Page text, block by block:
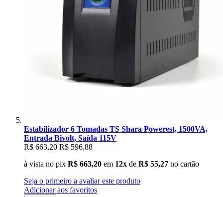
Estabilizador 6 Tomadas TS Shara Powerest, 1500VA,
Entrada Bivolt, Saída 115V
R$ 663,20 R$ 596,88
à vista no pix R$ 663,20 em 12x de R$ 55,27 no cartão
Seja o primeiro a avaliar este produto
Adicionar aos favoritos